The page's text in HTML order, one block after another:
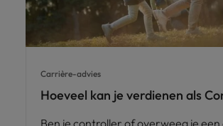
Carrière-advies
Hoeveel kan je verdienen als
Ben je controller of overweeg je